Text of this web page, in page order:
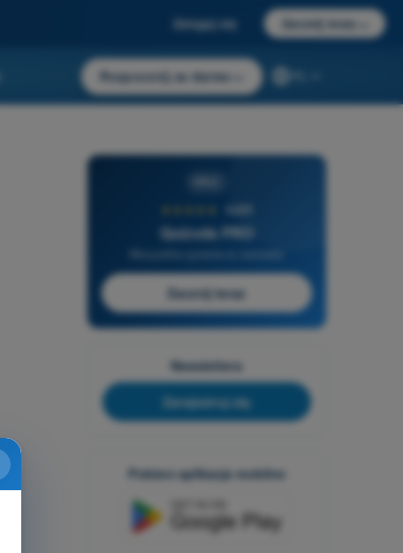
Zaloguj się Zacznij teraz
Rozpocznij za darmo
4,6/5
Quizvds PRO
Zacznij teraz
Newslettera
Zarejestruj się
Pobierz aplikacje mobilne